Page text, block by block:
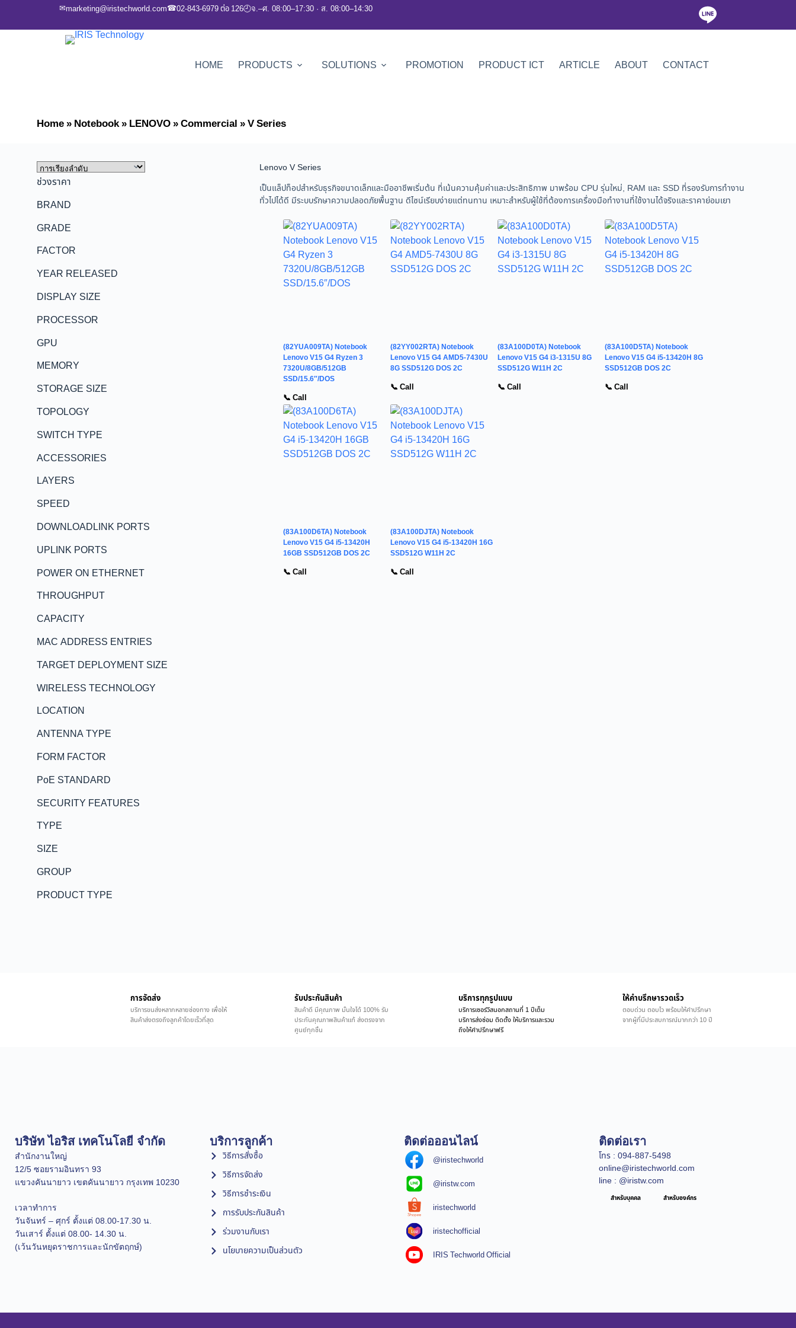
✉marketing@iristechworld.com☎02-843-6979 ต่อ 126🕘จ.–ศ. 08:00–17:30 · ส. 08:00–14:30
HOME PRODUCTS SOLUTIONS PROMOTION PRODUCT ICT ARTICLE ABOUT CONTACT
Home»Notebook»LENOVO»Commercial»V Series
ช่วงราคา
BRAND
GRADE
FACTOR
YEAR RELEASED
DISPLAY SIZE
PROCESSOR
GPU
MEMORY
STORAGE SIZE
TOPOLOGY
SWITCH TYPE
ACCESSORIES
LAYERS
SPEED
DOWNLOADLINK PORTS
UPLINK PORTS
POWER ON ETHERNET
THROUGHPUT
CAPACITY
MAC ADDRESS ENTRIES
TARGET DEPLOYMENT SIZE
WIRELESS TECHNOLOGY
LOCATION
ANTENNA TYPE
FORM FACTOR
PoE STANDARD
SECURITY FEATURES
TYPE
SIZE
GROUP
PRODUCT TYPE
Lenovo V Series
เป็นแล็ปท็อปสำหรับธุรกิจขนาดเล็กและมืออาชีพเริ่มต้น ที่เน้นความคุ้มค่าและประสิทธิภาพ มาพร้อม CPU รุ่นใหม่, RAM และ SSD ที่รองรับการทำงาน
ทั่วไปได้ดี มีระบบรักษาความปลอดภัยพื้นฐาน ดีไซน์เรียบง่ายแต่ทนทาน เหมาะสำหรับผู้ใช้ที่ต้องการเครื่องมือทำงานที่ใช้งานได้จริงและราคาย่อมเยา
(82YUA009TA) Notebook
Lenovo V15 G4 Ryzen 3
7320U/8GB/512GB
SSD/15.6″/DOS
📞 Call
(82YY002RTA) Notebook
Lenovo V15 G4 AMD5-7430U
8G SSD512G DOS 2C
📞 Call
(83A100D0TA) Notebook
Lenovo V15 G4 i3-1315U 8G
SSD512G W11H 2C
📞 Call
(83A100D5TA) Notebook
Lenovo V15 G4 i5-13420H 8G
SSD512GB DOS 2C
📞 Call
(83A100D6TA) Notebook
Lenovo V15 G4 i5-13420H
16GB SSD512GB DOS 2C
📞 Call
(83A100DJTA) Notebook
Lenovo V15 G4 i5-13420H 16G
SSD512G W11H 2C
📞 Call
การจัดส่ง
บริการขนส่งหลากหลายช่องทาง เพื่อให้
สินค้าส่งตรงถึงลูกค้าโดยเร็วที่สุด
รับประกันสินค้า
สินค้าดี มีคุณภาพ มั่นใจได้ 100% รับ
ประกันคุณภาพสินค้าแท้ ส่งตรงจาก
ศูนย์ทุกชิ้น
บริการทุกรูปแบบ
บริการเซอร์วิสนอกสถานที่ 1 ปีเต็ม
บริการส่งซ่อม ติดตั้ง ให้บริการและรวม
ถึงให้คำปรึกษาฟรี
ให้คำบรึกษารวดเร็ว
ตอบด่วน ตอบไว พร้อมให้คำปรึกษา
จากผู้ที่มีประสบการณ์มากกว่า 10 ปี
บริษัท ไอริส เทคโนโลยี จำกัด
สำนักงานใหญ่
12/5 ซอยรามอินทรา 93
แขวงคันนายาว เขตคันนายาว กรุงเทพ 10230
เวลาทำการ
วันจันทร์ – ศุกร์ ตั้งแต่ 08.00-17.30 น.
วันเสาร์ ตั้งแต่ 08.00- 14.30 น.
(เว้นวันหยุดราชการและนักขัตฤกษ์)
บริการลูกค้า
วิธีการสั่งซื้อ
วิธีการจัดส่ง
วิธีการชำระเงิน
การรับประกันสินค้า
ร่วมงานกับเรา
นโยบายความเป็นส่วนตัว
ติดต่อออนไลน์
@iristechworld
@iristw.com
iristechworld
iristechofficial
IRIS Techworld Official
ติดต่อเรา
โทร : 094-887-5498
online@iristechworld.com
line : @iristw.com
สำหรับบุคคล สำหรับองค์กร